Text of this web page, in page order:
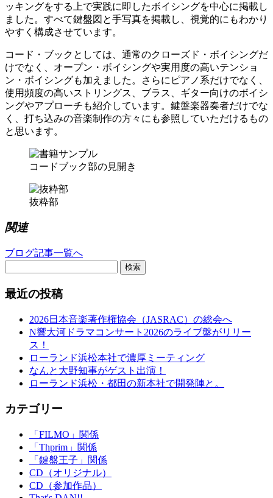
ッキングをする上で実践に即したボイシングを中心に掲載し
ました。すべて鍵盤図と手写真を掲載し、視覚的にもわかり
やすく構成させています。
コード・ブックとしては、通常のクローズド・ボイシングだ
けでなく、オープン・ボイシングや実用度の高いテンショ
ン・ボイシングも加えました。さらにピアノ系だけでなく、
使用頻度の高いストリングス、ブラス、ギター向けのボイシ
ングやアプローチも紹介しています。鍵盤楽器奏者だけでな
く、打ち込みの音楽制作の方々にも参照していただけるもの
と思います。
コードブック部の見開き
抜粋部
関連
ブログ記事一覧へ
検索
最近の投稿
2026日本音楽著作権協会（JASRAC）の総会へ
N響大河ドラマコンサート2026のライブ盤がリリー
ス！
ローランド浜松本社で濃厚ミーティング
なんと大野知事がゲスト出演！
ローランド浜松・都田の新本社で開発陣と。
カテゴリー
「FILMO」関係
「Thprim」関係
「鍵盤王子」関係
CD（オリジナル）
CD（参加作品）